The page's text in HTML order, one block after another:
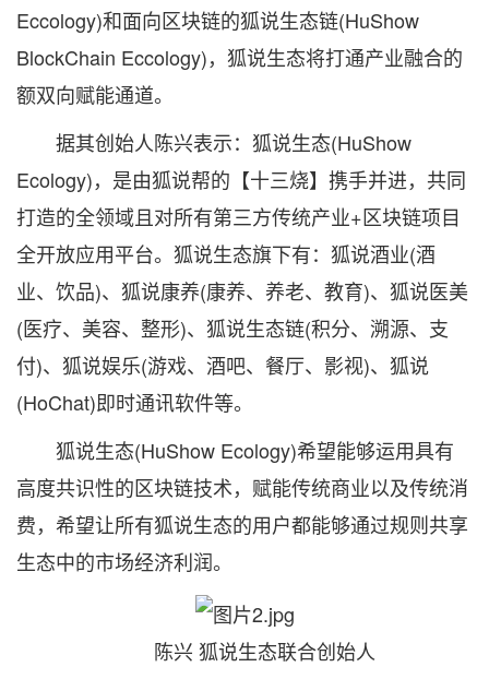
Eccology)和面向区块链的狐说生态链(HuShow
BlockChain Eccology)，狐说生态将打通产业融合的
额双向赋能通道。
据其创始人陈兴表示：狐说生态(HuShow
Ecology)，是由狐说帮的【十三烧】携手并进，共同
打造的全领域且对所有第三方传统产业+区块链项目
全开放应用平台。狐说生态旗下有：狐说酒业(酒
业、饮品)、狐说康养(康养、养老、教育)、狐说医美
(医疗、美容、整形)、狐说生态链(积分、溯源、支
付)、狐说娱乐(游戏、酒吧、餐厅、影视)、狐说
(HoChat)即时通讯软件等。
狐说生态(HuShow Ecology)希望能够运用具有
高度共识性的区块链技术，赋能传统商业以及传统消
费，希望让所有狐说生态的用户都能够通过规则共享
生态中的市场经济利润。
陈兴 狐说生态联合创始人